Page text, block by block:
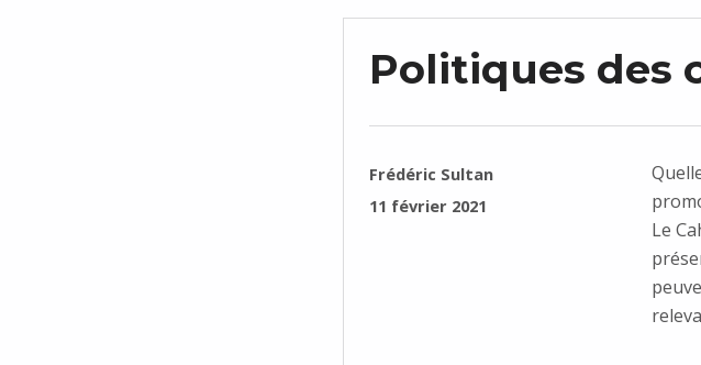
Politiques des
RÉDIGÉ PAR :
Frédéric Sultan
PUBLIÉ SUR :
11 février 2021
Le